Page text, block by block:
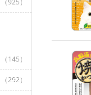
（145）
（292）